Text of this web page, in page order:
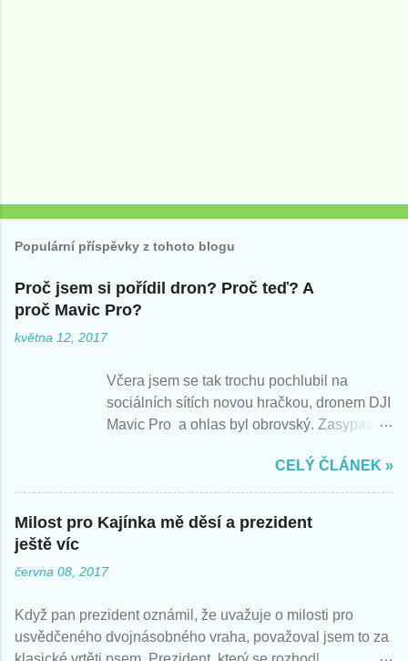
Populární příspěvky z tohoto blogu
Proč jsem si pořídil dron? Proč teď? A
proč Mavic Pro?
května 12, 2017
Včera jsem se tak trochu pochlubil na
sociálních sítích novou hračkou, dronem DJI
Mavic Pro a ohlas byl obrovský. Zasypali
odpovědi. Berte můj pohled jako pohled
začátečníka, nadšeného z nové hračky.
Zatím jsem létal s Mavicem jen párkrát,
takže zatím vím jen následující.
CELÝ ČLÁNEK »
Milost pro Kajínka mě děsí a prezident
ještě víc
června 08, 2017
Když pan prezident oznámil, že uvažuje o milosti pro
usvědčeného dvojnásobného vraha, považoval jsem to za